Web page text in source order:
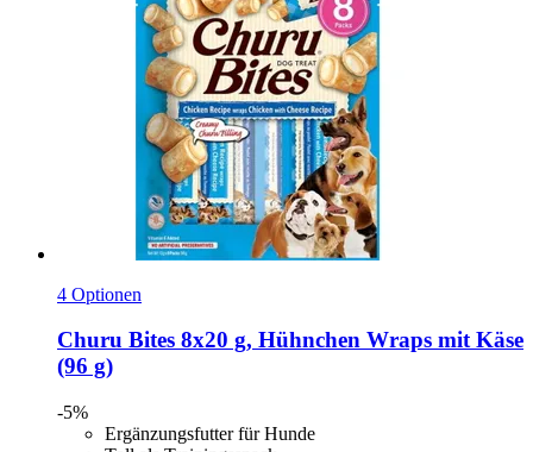
4 Optionen
Churu Bites 8x20 g, Hühnchen Wraps mit Käse
(96 g)
-5%
Ergänzungsfutter für Hunde